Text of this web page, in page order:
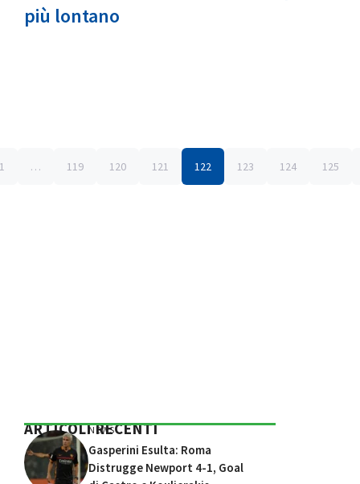
più lontano
1 … 119 120 121 122 123 124 125
ARTICOLI RECENTI
NEWS
Gasperini Esulta: Roma
Distrugge Newport 4-1, Goal